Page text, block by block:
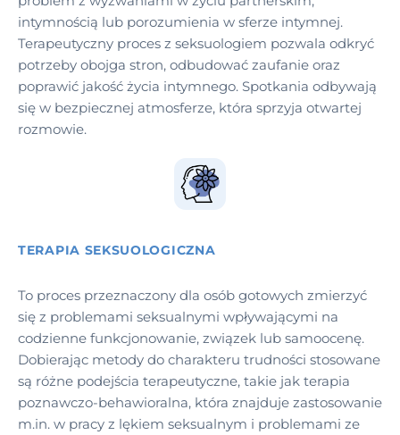
intymnością lub porozumienia w sferze intymnej.
Terapeutyczny proces z seksuologiem pozwala odkryć
potrzeby obojga stron, odbudować zaufanie oraz
poprawić jakość życia intymnego. Spotkania odbywają
się w bezpiecznej atmosferze, która sprzyja otwartej
rozmowie.
TERAPIA SEKSUOLOGICZNA
To proces przeznaczony dla osób gotowych zmierzyć
się z problemami seksualnymi wpływającymi na
codzienne funkcjonowanie, związek lub samoocenę.
Dobierając metody do charakteru trudności stosowane
są różne podejścia terapeutyczne, takie jak terapia
poznawczo-behawioralna, która znajduje zastosowanie
m.in. w pracy z lękiem seksualnym i problemami ze